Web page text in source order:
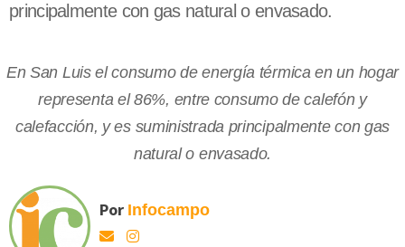
principalmente con gas natural o envasado.
En San Luis el consumo de energía térmica en un hogar
representa el 86%, entre consumo de calefón y
calefacción, y es suministrada principalmente con gas
natural o envasado.
Por Infocampo